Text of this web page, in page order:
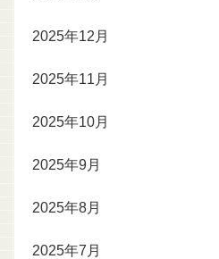
2025年12月
2025年11月
2025年10月
2025年9月
2025年8月
2025年7月